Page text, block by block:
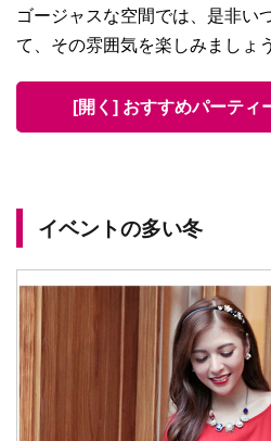
ゴージャスな空間では、是非い
て、その雰囲気を楽しみましょう
[開く] おすすめパーティ
イベントの多い冬